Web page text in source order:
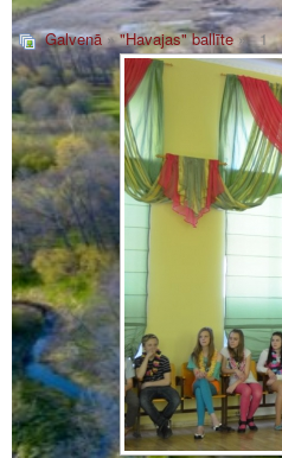
Galvenā»"Havajas" ballīte» _1